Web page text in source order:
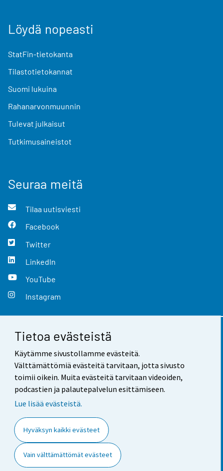
Tietoa evästeistä
Käytämme sivustollamme evästeitä.
Välttämättömiä evästeitä tarvitaan, jotta sivusto
toimii oikein. Muita evästeitä tarvitaan videoiden,
podcastien ja palautepalvelun esittämiseen.
Lue lisää evästeistä.
Hyväksyn kaikki evästeet
Vain välttämättömät evästeet
Löydä nopeasti
StatFin-tietokanta
Tilastotietokannat
Suomi lukuina
Rahanarvonmuunnin
Tulevat julkaisut
Tutkimusaineistot
Seuraa meitä
Tilaa uutisviesti
Facebook
Twitter
LinkedIn
YouTube
Instagram
Yhteystiedot
Palaute
Käyttöehdot
Saavutettavuus
Tietoa sivustosta
Evästeasetukset